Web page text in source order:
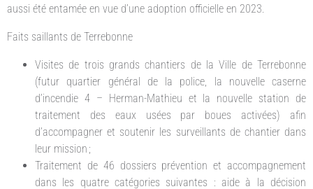
aussi été entamée en vue d’une adoption officielle en 2023.
Faits saillants de Terrebonne
Visites de trois grands chantiers de la Ville de Terrebonne
(futur quartier général de la police, la nouvelle caserne
d’incendie 4 – Herman-Mathieu et la nouvelle station de
traitement des eaux usées par boues activées) afin
d’accompagner et soutenir les surveillants de chantier dans
leur mission ;
Traitement de 46 dossiers prévention et accompagnement
dans les quatre catégories suivantes : aide à la décision